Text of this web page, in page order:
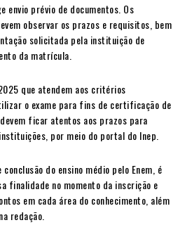
envio prévio de documentos. Os
observar os prazos e requisitos, bem
solicitada pela instituição de
da matrícula.
que atendem aos critérios
o exame para fins de certificação de
ficar atentos aos prazos para
por meio do portal do Inep.
do ensino médio pelo Enem, é
finalidade no momento da inscrição e
em cada área do conhecimento, além
redação.